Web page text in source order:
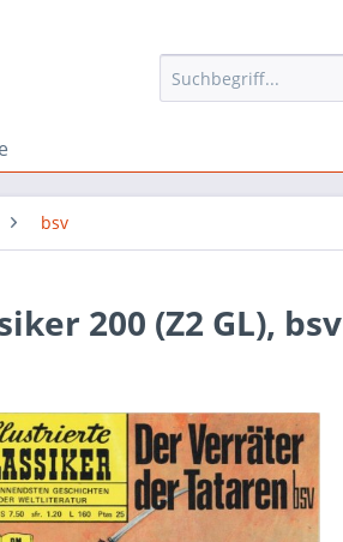
bsv
200 (Z2 GL), bsv